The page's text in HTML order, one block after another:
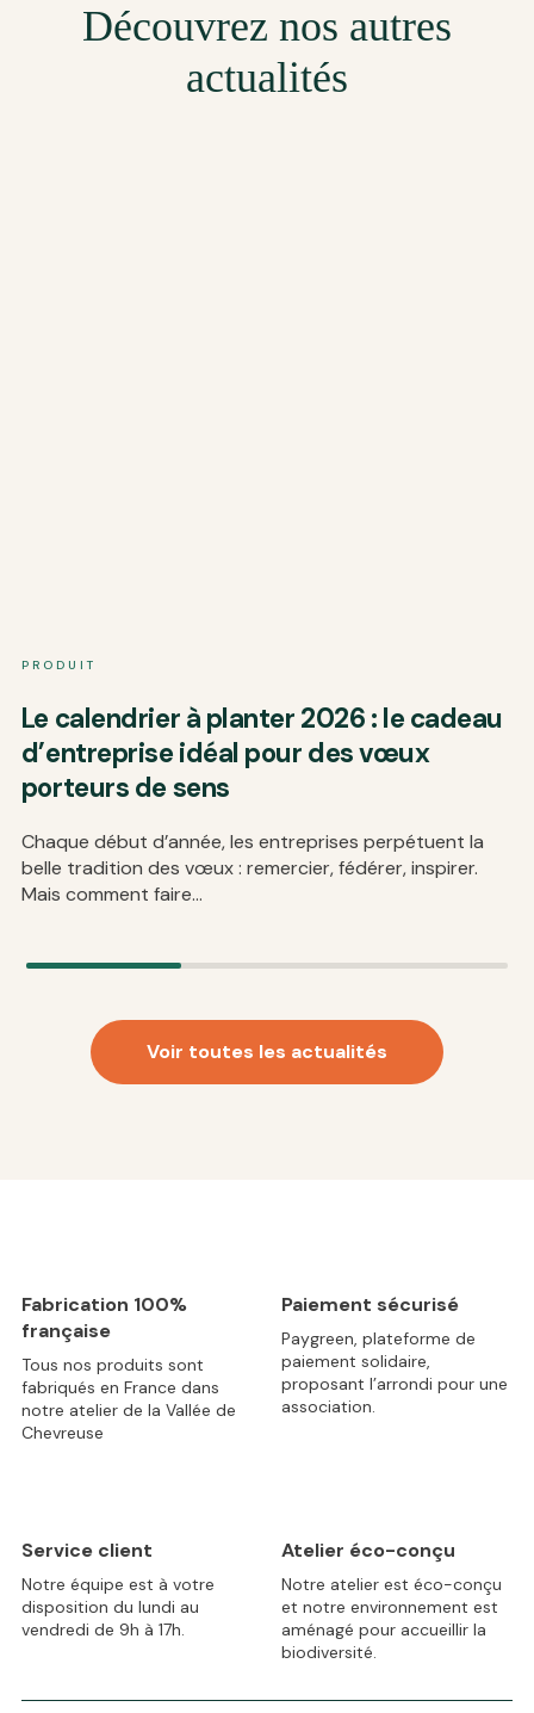
Découvrez nos autres
actualités
PRODUIT
Le calendrier à planter 2026 : le cadeau
d’entreprise idéal pour des vœux
porteurs de sens
Chaque début d’année, les entreprises perpétuent la
belle tradition des vœux : remercier, fédérer, inspirer.
Mais comment faire...
Voir toutes les actualités
Fabrication 100%
française
Tous nos produits sont
fabriqués en France dans
notre atelier de la Vallée de
Chevreuse
Paiement sécurisé
Paygreen, plateforme de
paiement solidaire,
proposant l’arrondi pour une
association.
Service client
Notre équipe est à votre
disposition du lundi au
vendredi de 9h à 17h.
Atelier éco-conçu
Notre atelier est éco-conçu
et notre environnement est
aménagé pour accueillir la
biodiversité.